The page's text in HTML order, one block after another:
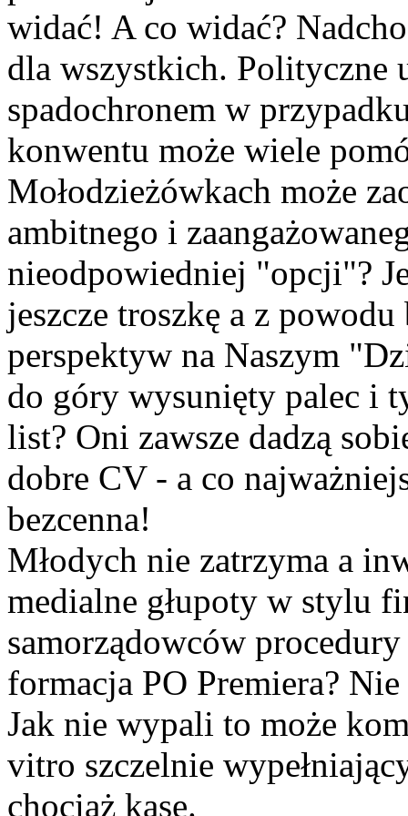
widać! A co widać?
dla wszystkich. Polityczne
spadochronem w
konwentu może wiele
Mołodzieżówkach może
ambitnego i
nieodpowiedniej "opcji"?
jeszcze troszkę a z
perspektyw na Naszym
do góry wysunięty palec i
list? Oni zawsze dadzą
dobre CV - a co
bezcenna!
Młodych nie zatrzyma a
medialne głupoty w stylu
samorządowców
formacja PO Premiera?
Jak nie wypali to może
vitro szczelnie
chociaż kasę.